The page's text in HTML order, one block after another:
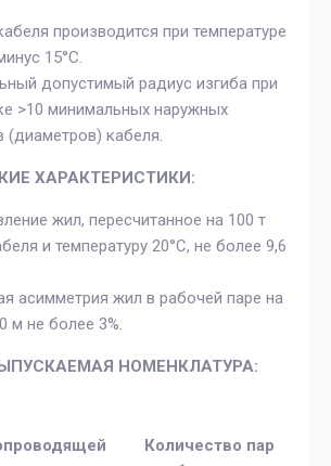
производится при температуре
15°С.
допустимый радиус изгиба при
>10 минимальных наружных
(диаметров) кабеля.
ХАРАКТЕРИСТИКИ:
жил, пересчитанное на 100 т
и температуру 20°С, не более 9,6
асимметрия жил в рабочей паре на
м не более 3%.
НОМЕНКЛАТУРА:
Количество пар